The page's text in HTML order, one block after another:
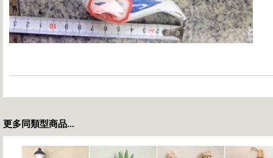
更多同類型商品...